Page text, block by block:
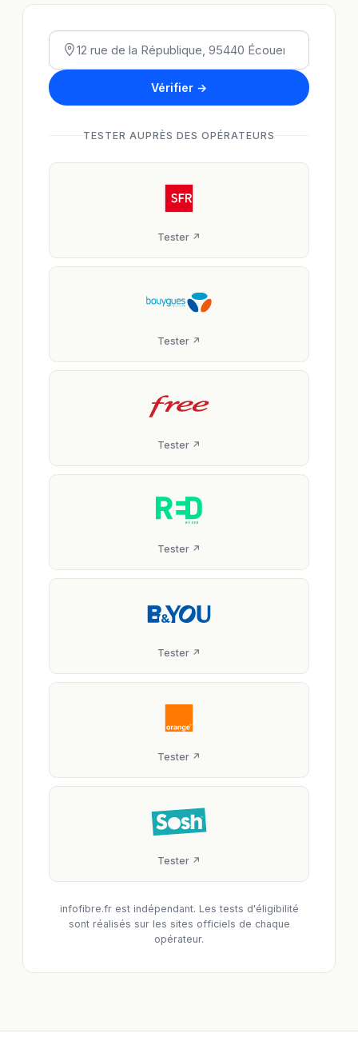
Vérifier →
TESTER AUPRÈS DES OPÉRATEURS
Tester ↗
Tester ↗
Tester ↗
Tester ↗
Tester ↗
Tester ↗
Tester ↗
infofibre.fr est indépendant. Les tests d'éligibilité
sont réalisés sur les sites officiels de chaque
opérateur.